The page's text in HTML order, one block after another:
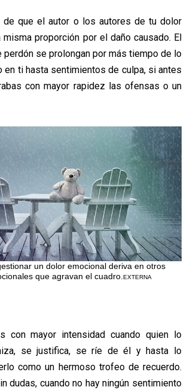
de que el autor o los autores de tu dolor
misma proporción por el daño causado. El
perdón se prolongan por más tiempo de lo
en ti hasta sentimientos de culpa, si antes
con mayor rapidez las ofensas o un
un dolor emocional deriva en otros
que agravan el cuadro.EXTERNA
con mayor intensidad cuando quien lo
se justifica, se ríe de él y hasta lo
como un hermoso trofeo de recuerdo.
dudas, cuando no hay ningún sentimiento